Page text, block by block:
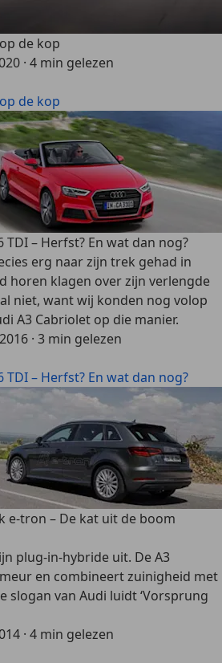
de kop
· 4 min gelezen
de kop
TDI – Herfst? En wat dan nog?
erg naar zijn trek gehad in
horen klagen over zijn verlengde
niet, want wij konden nog volop
A3 Cabriolet op die manier.
· 3 min gelezen
TDI – Herfst? En wat dan nog?
e-tron – De kat uit de boom
plug-in-hybride uit. De A3
en combineert zuinigheid met
slogan van Audi luidt ‘Vorsprung
· 4 min gelezen